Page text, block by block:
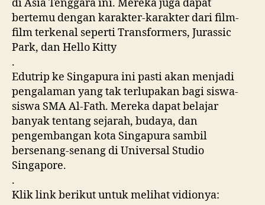
di Asia Tenggara ini. Mereka juga dapat
bertemu dengan karakter-karakter dari film-
film terkenal seperti Transformers, Jurassic
Park, dan Hello Kitty
.
Edutrip ke Singapura ini pasti akan menjadi
pengalaman yang tak terlupakan bagi siswa-
siswa SMA Al-Fath. Mereka dapat belajar
banyak tentang sejarah, budaya, dan
pengembangan kota Singapura sambil
bersenang-senang di Universal Studio
Singapore.
.
Klik link berikut untuk melihat vidionya: